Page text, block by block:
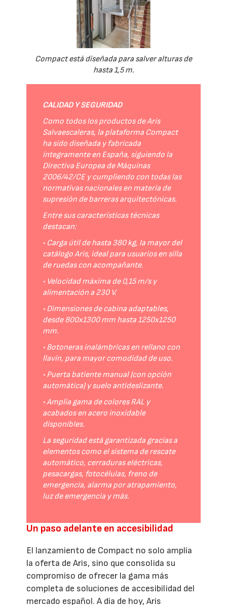
Compact está diseñada para salver alturas de
hasta 1,5 m.
CALIDAD Y SEGURIDAD
Como todos los productos de Aris
Salvaescaleras, la plataforma Compact
ha sido diseñada y fabricada
íntegramente en España, siguiendo la
Directiva Europea de Máquinas
2006/42/CE y cumpliendo con todas las
normativas nacionales en materia de
supresión de barreras arquitectónicas.
Entre sus características técnicas
destacan:
• Carga útil de hasta 380 kg, la mayor del
catálogo Aris, ideal para usuarios en silla
de ruedas con acompañante.
• Velocidad máxima de 0,15 m/s y
alimentación a 230 V.
• Dimensiones de cabina adaptables,
desde 800x1300 mm hasta 1250x1250
mm.
• Botoneras inalámbricas en rellano con
llavín, para mayor comodidad de uso.
• Puerta batiente manual (con opción
automática) y suelo antideslizante.
• Amplia gama de colores RAL y
acabados en acero inoxidable
disponibles.
La seguridad está garantizada gracias a
elementos como el sistema de rescate
automático, cerraduras eléctricas,
pesacargas, fotocélulas, freno de
emergencia, alarma por atrapamiento,
luz de emergencia y más.
Un paso adelante en accesibilidad
El lanzamiento de Compact no solo amplía
la oferta de Aris, sino que consolida su
compromiso de ofrecer la gama más
completa de soluciones de accesibilidad del
mercado español. A día de hoy, Aris